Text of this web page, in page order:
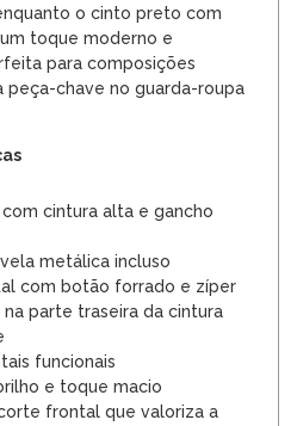
o cinto preto com
toque moderno e
para composições
peça-chave no guarda-roupa
cintura alta e gancho
metálica incluso
com botão forrado e zíper
parte traseira da cintura
funcionais
e toque macio
frontal que valoriza a